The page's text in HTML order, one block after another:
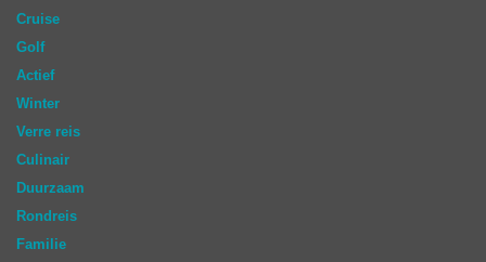
Cruise
Golf
Actief
Winter
Verre reis
Culinair
Duurzaam
Rondreis
Familie